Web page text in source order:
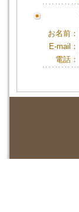
お名前：
E-mail：
電話：